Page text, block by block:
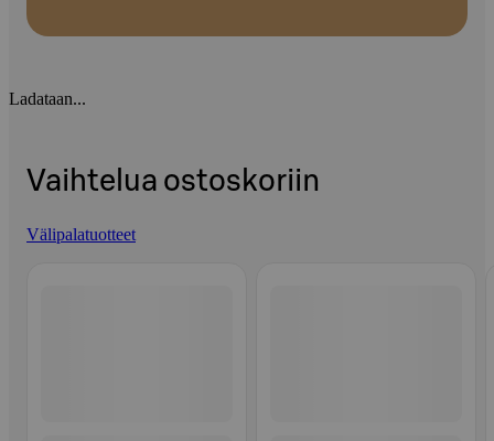
Ladataan...
Vaihtelua ostoskoriin
Välipalatuotteet